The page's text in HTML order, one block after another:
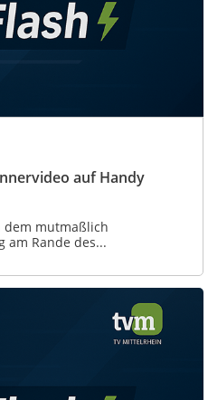
auf Handy
dem mutmaßlich
am Rande des...